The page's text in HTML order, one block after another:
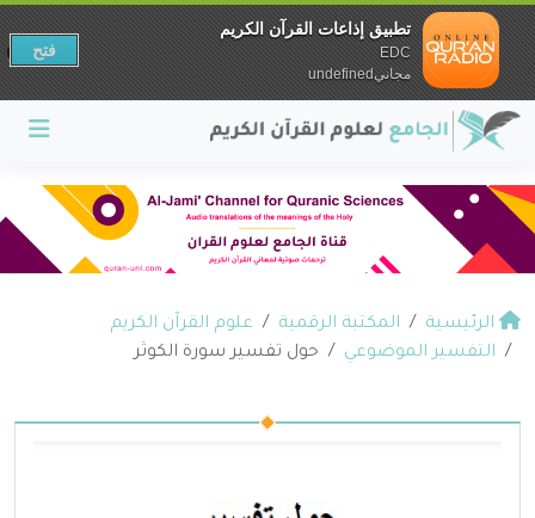
الرئيسية المكتبة الرقمية
علوم القرآن الكريم
التفسير الموضوعي
حول تفسير سورة الكوثر
تطبيق إذاعات القرآن الكريم
EDC
مجانيundefined
فتح